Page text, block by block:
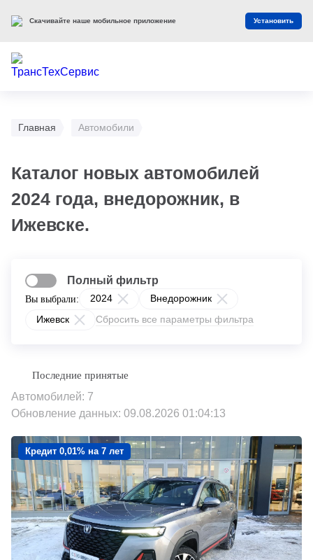
Главная Автомобили
Каталог новых автомобилей
2024 года, внедорожник, в
Ижевске.
Вы выбрали: 2024
Внедорожник
Ижевск
Сбросить все параметры фильтра
Полный фильтр
Автомобилей: 7
Обновление данных: 09.08.2026 01:04:13
Кредит 0,01% на 7 лет
Скачивайте наше мобильное приложение Установить